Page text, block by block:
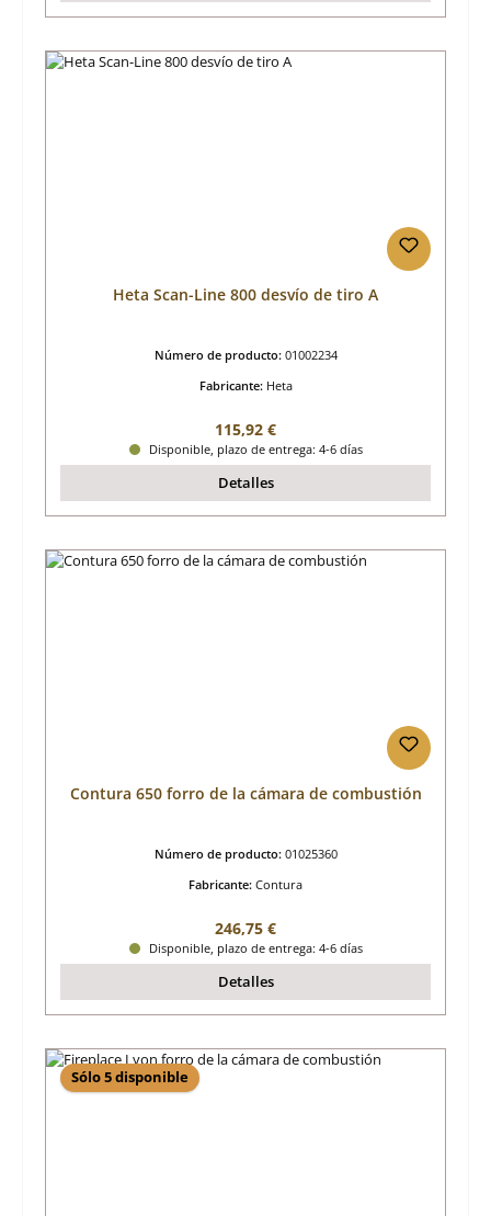
Heta Scan-Line 800 desvío de tiro A
Número de producto: 01002234
Fabricante: Heta
Precio normal:
115,92 €
Disponible, plazo de entrega: 4-6 días
Detalles
Contura 650 forro de la cámara de combustión
Número de producto: 01025360
Fabricante: Contura
Precio normal:
246,75 €
Disponible, plazo de entrega: 4-6 días
Detalles
Sólo 5 disponible